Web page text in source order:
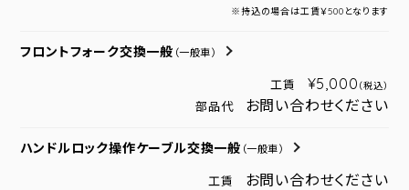
※持込の場合は工賃￥500となります
フロントフォーク交換一般 （一般車）
工賃 ¥5,000 （税込）
部品代 お問い合わせください
ハンドルロック操作ケーブル交換一般 （一般車）
工賃 お問い合わせください